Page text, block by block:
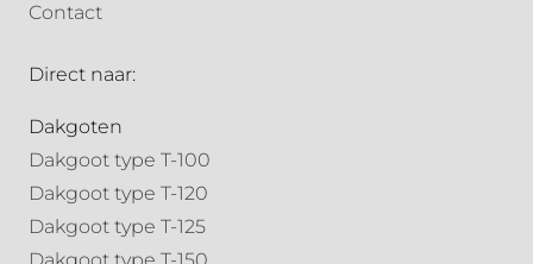
Contact
Direct naar:
Dakgoten
Dakgoot type T-100
Dakgoot type T-120
Dakgoot type T-125